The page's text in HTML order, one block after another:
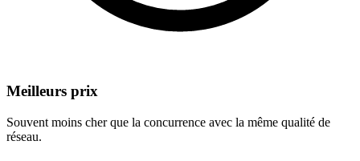
Meilleurs prix
Souvent moins cher que la concurrence avec la même qualité de
réseau.